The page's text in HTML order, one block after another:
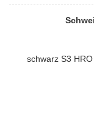
schwarz S3